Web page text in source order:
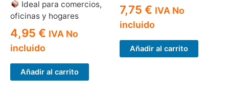
Ideal para comercios,
oficinas y hogares
4,95 € IVA No
incluido
Añadir al carrito
7,75 € IVA No
incluido
Añadir al carrito